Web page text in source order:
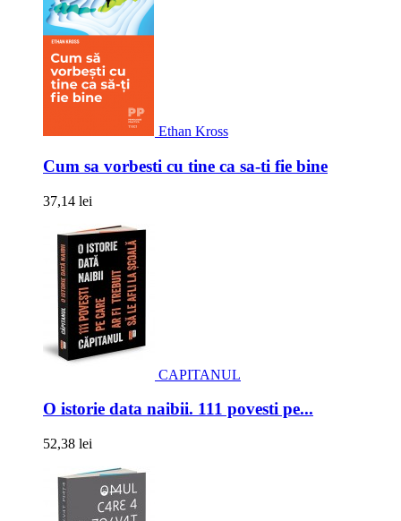
Ethan Kross
Cum sa vorbesti cu tine ca sa-ti fie bine
37,14 lei
CAPITANUL
O istorie data naibii. 111 povesti pe...
52,38 lei